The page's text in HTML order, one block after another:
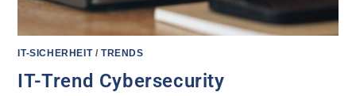
IT-SICHERHEIT/TRENDS
IT-Trend Cybersecurity